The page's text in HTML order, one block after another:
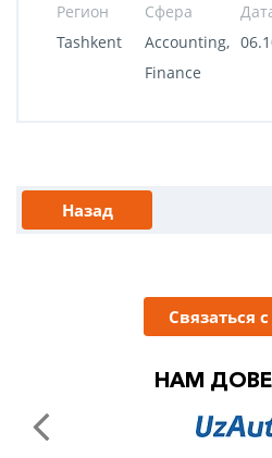
Регион Сфера
Tashkent
Accounting,
Finance
Назад
Связаться
НАМ